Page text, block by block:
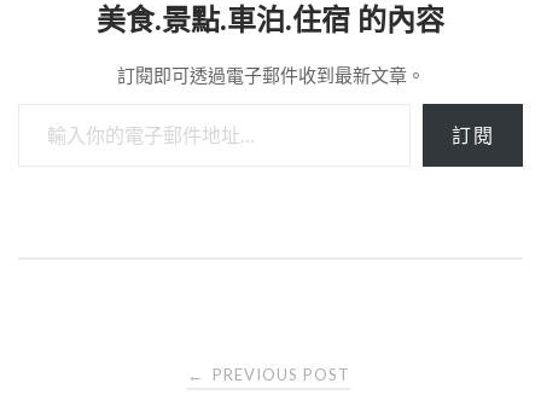
美食.景點.車泊.住宿 的內容
訂閱即可透過電子郵件收到最新文章。
訂閱
← PREVIOUS POST